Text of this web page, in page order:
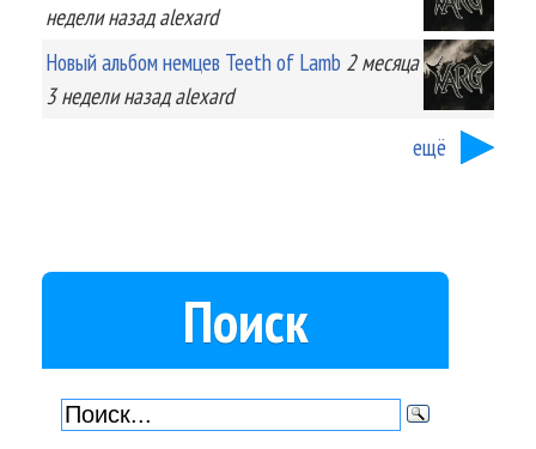
неделиназад alexard
Новый альбом немцев Teeth of Lamb 2 месяца
3 неделиназад alexard
ещё
Поиск